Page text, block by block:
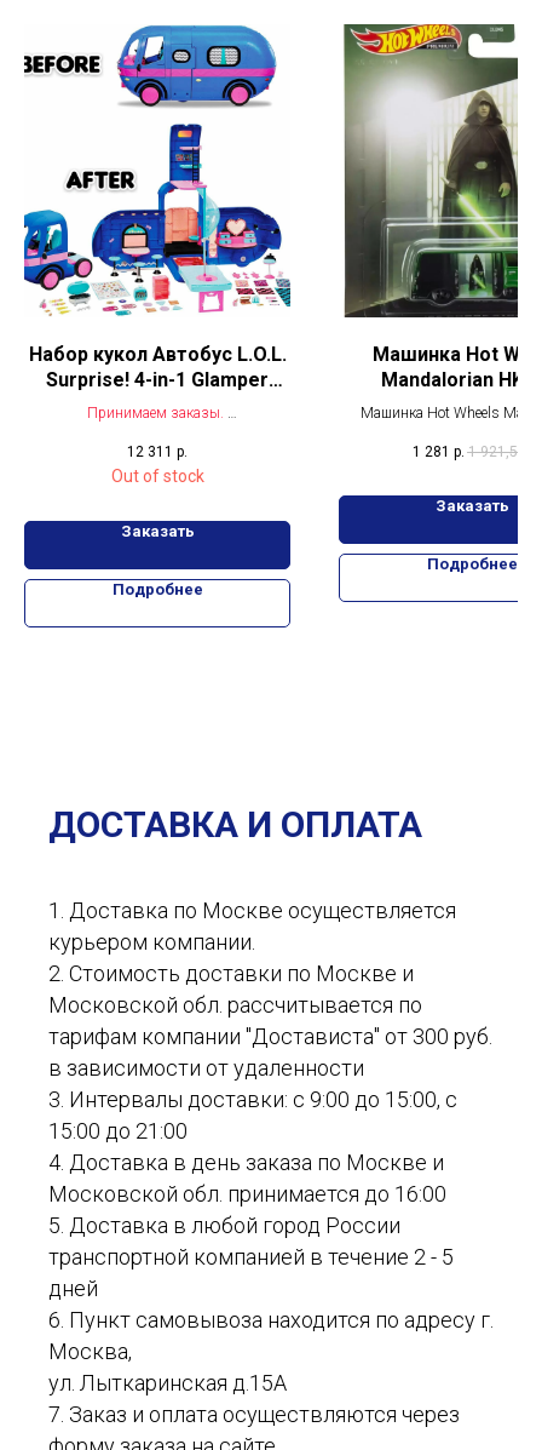
Набор кукол Автобус L.O.L.
Surprise! 4-in-1 Glamper
Fashion Camper
Принимаем заказы.
Glamper Fashion Camper -
с 55 сюрпризами
12 311 р.
Out of stock
Заказать
Подробнее
Машинка Hot
Mandalorian
Машинка Hot Wheels
1 281 р. 1 921,5
Заказать
Подробнее
ДОСТАВКА И ОПЛАТА
1. Доставка по Москве осуществляется
курьером компании.
2. Стоимость доставки по Москве и
Московской обл. рассчитывается по
тарифам компании "Достависта" от 300 руб.
в зависимости от удаленности
3. Интервалы доставки: с 9:00 до 15:00, с
15:00 до 21:00
4. Доставка в день заказа по Москве и
Московской обл. принимается до 16:00
5. Доставка в любой город России
транспортной компанией в течение 2 - 5
дней
6. Пункт самовывоза находится по адресу г.
Москва,
ул. Лыткаринская д.15А
7. Заказ и оплата осуществляются через